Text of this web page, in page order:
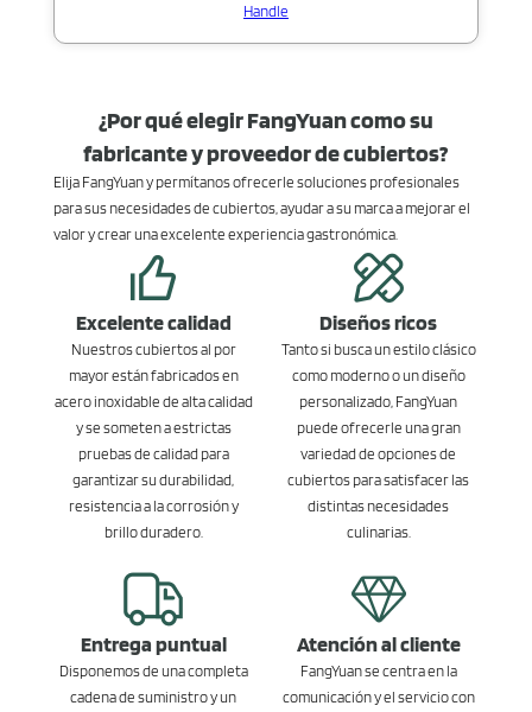
Handle
¿Por qué elegir FangYuan como su
fabricante y proveedor de cubiertos?
Elija FangYuan y permítanos ofrecerle soluciones profesionales
para sus necesidades de cubiertos, ayudar a su marca a mejorar el
valor y crear una excelente experiencia gastronómica.
Excelente calidad
Nuestros cubiertos al por
mayor están fabricados en
acero inoxidable de alta calidad
y se someten a estrictas
pruebas de calidad para
garantizar su durabilidad,
resistencia a la corrosión y
brillo duradero.
Diseños ricos
Tanto si busca un estilo clásico
como moderno o un diseño
personalizado, FangYuan
puede ofrecerle una gran
variedad de opciones de
cubiertos para satisfacer las
distintas necesidades
culinarias.
Entrega puntual
Disponemos de una completa
cadena de suministro y un
Atención al cliente
FangYuan se centra en la
comunicación y el servicio con